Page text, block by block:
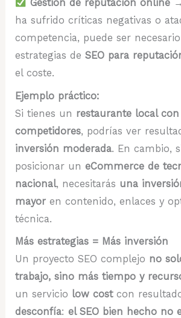
Gestión de reputación online→
ha sufrido críticas negativas o
competencia, puede ser
estrategias deSEO para
el coste.
Ejemplo práctico:
Si tienes un restaurante local
competidores, podrías ver
inversión moderada. En cambio,
posicionar uneCommerce de
nacional, necesitarás una
mayor en contenido, enlaces y
técnica.
Más estrategias = Más inversión
Un proyecto SEO complejo no
trabajo, sino más tiempo y
un servicio low costcon
desconfía:el SEO bien hecho no